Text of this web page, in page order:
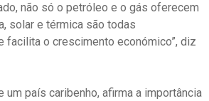
não só o petróleo e o gás oferecem
solar e térmica são todas
facilita o crescimento económico”, diz
um país caribenho, afirma a importância